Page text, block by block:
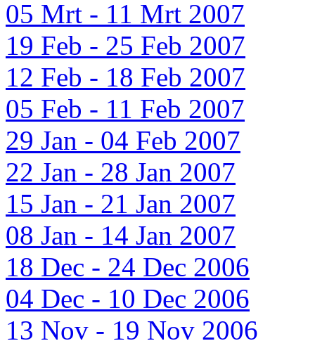
05 Mrt - 11 Mrt 2007
19 Feb - 25 Feb 2007
12 Feb - 18 Feb 2007
05 Feb - 11 Feb 2007
29 Jan - 04 Feb 2007
22 Jan - 28 Jan 2007
15 Jan - 21 Jan 2007
08 Jan - 14 Jan 2007
18 Dec - 24 Dec 2006
04 Dec - 10 Dec 2006
13 Nov - 19 Nov 2006